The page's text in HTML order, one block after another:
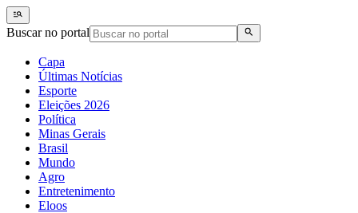
Buscar no portal
Capa
Últimas Notícias
Esporte
Eleições 2026
Política
Minas Gerais
Brasil
Mundo
Agro
Entretenimento
Eloos